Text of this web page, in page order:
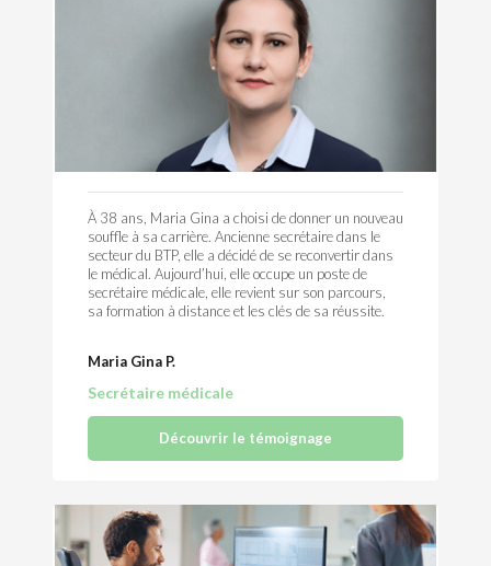
À 38 ans, Maria Gina a choisi de donner un nouveau
souffle à sa carrière. Ancienne secrétaire dans le
secteur du BTP, elle a décidé de se reconvertir dans
le médical. Aujourd’hui, elle occupe un poste de
secrétaire médicale, elle revient sur son parcours,
sa formation à distance et les clés de sa réussite.
Maria Gina P.
Secrétaire médicale
Découvrir le témoignage